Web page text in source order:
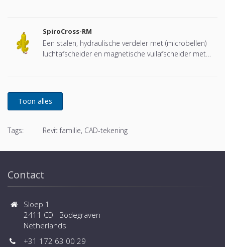
SpiroCross-RM
Een stalen, hydraulische verdeler met (microbellen)
luchtafscheider en magnetische vuilafscheider met
Tags: Revit familie, CAD-tekening
Contact
Sloep 1
2411 CD Bodegraven
Netherlands
+31 172 63 00 29